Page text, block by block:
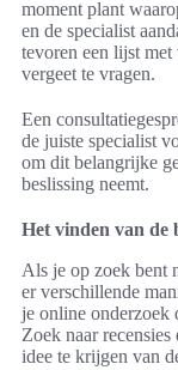
moment plant
en de specialist
tevoren een lijst
vergeet te vragen.
Een
de juiste specialist
om dit belangrijke
beslissing neemt.
Het vinden van de
Als je op zoek bent
er verschillende
je online onderzoek
Zoek naar
idee te krijgen van